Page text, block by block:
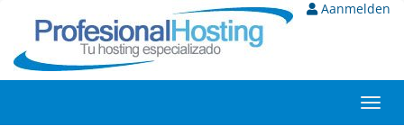
Aanmelden